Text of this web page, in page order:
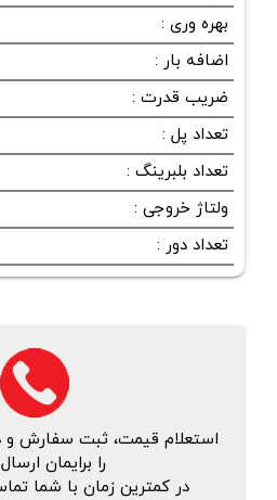
بهره وری :
اضافه بار :
ضریب قدرت :
تعداد پل :
تعداد بلبرینگ :
ولتاژ خروجی :
تعداد دور :
استعلام قیمت، ثبت سفارش و
را برایمان
در کمترین زمان با شما